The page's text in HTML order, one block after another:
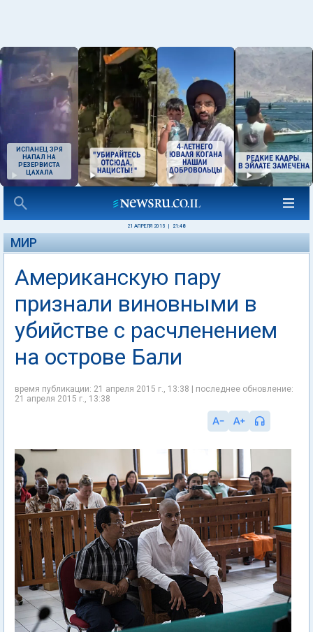
ИСПАНЕЦ ЗРЯ
НАПАЛ НА
РЕЗЕРВИСТА
ЦАХАЛА
21 АПРЕЛЯ 2015 21:48
МИР
Американскую пару
признали виновными в
убийстве с расчленением
на острове Бали
время публикации: 21 апреля 2015 г., 13:38 | последнее обновление:
21 апреля 2015 г., 13:38